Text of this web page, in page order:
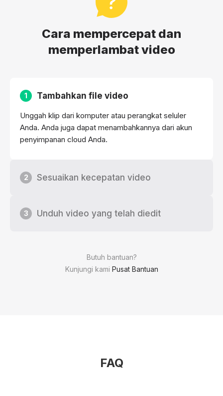
Cara mempercepat dan
memperlambat video
Butuh bantuan?
Kunjungi kami Pusat Bantuan
1 Tambahkan file video
Unggah klip dari komputer atau perangkat seluler
Anda. Anda juga dapat menambahkannya dari akun
penyimpanan cloud Anda.
2 Sesuaikan kecepatan video
3 Unduh video yang telah diedit
FAQ